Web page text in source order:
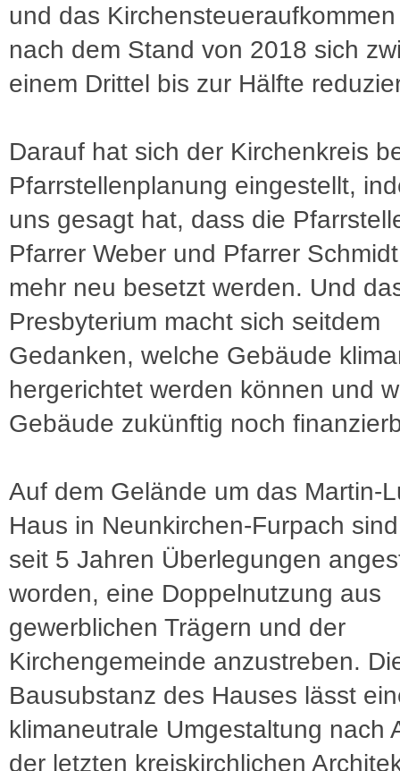
und das
nach dem Stand von 2018 sich
einem Drittel bis zur Hälfte
Darauf hat sich der Kirchenkreis
Pfarrstellenplanung eingestellt,
uns gesagt hat, dass die
Pfarrer Weber und Pfarrer
mehr neu besetzt werden. Und
Presbyterium macht sich seitdem
Gedanken, welche Gebäude
hergerichtet werden können und
Gebäude zukünftig noch
Auf dem Gelände um das Martin-
Haus in Neunkirchen-Furpach
seit 5 Jahren Überlegungen
worden, eine Doppelnutzung aus
gewerblichen Trägern und der
Kirchengemeinde anzustreben.
Bausubstanz des Hauses lässt
klimaneutrale Umgestaltung nach
der letzten kreiskirchlichen